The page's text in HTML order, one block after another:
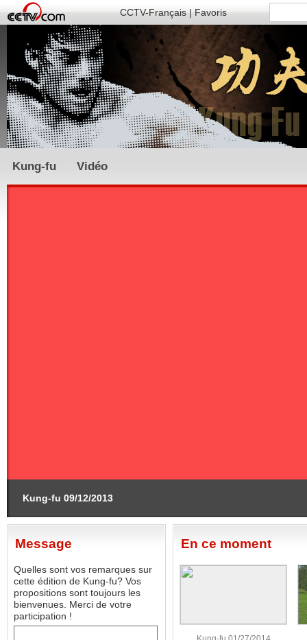
CCTV-Français|Favoris
Kung-fu Vidéo
Kung-fu 09/12/2013
Message
Quelles sont vos remarques sur
cette édition de Kung-fu? Vos
propositions sont toujours les
bienvenues. Merci de votre
participation !
En ce moment